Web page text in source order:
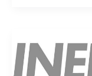
Aparellajes